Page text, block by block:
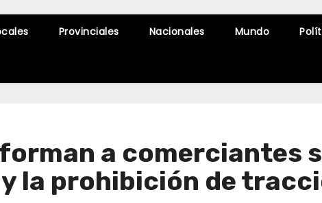
Provinciales Nacionales Mundo
a comerciantes
la prohibición de